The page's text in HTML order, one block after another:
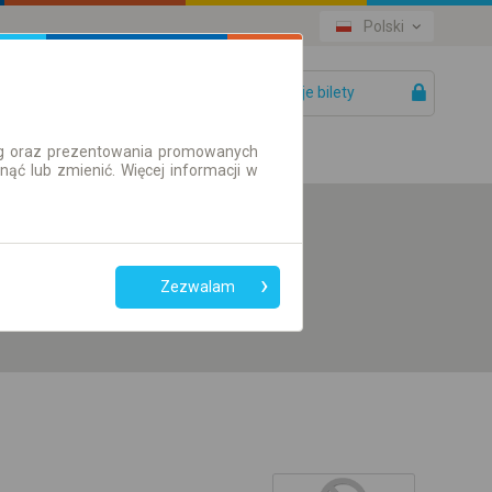
Polski
Twoje bilety
przesiadek
Tylko bilet online
oraz prezentowania promowanych
lub zmienić. Więcej informacji w
Zezwalam